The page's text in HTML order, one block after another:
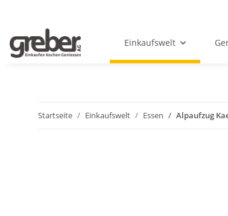
Einkaufswelt
Startseite Einkaufswelt Essen Alpaufzug